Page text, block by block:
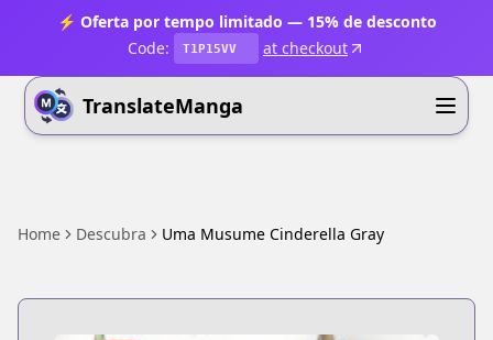
⚡ Oferta por tempo limitado — 15% de desconto
Code:
T1P15VV at checkout
TranslateManga
Home Descubra Uma Musume Cinderella Gray